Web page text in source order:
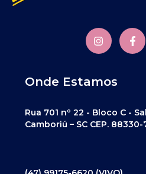
Onde Estamos
Rua 701 nº 22 - Bloco C -
Camboriú – SC CEP. 88330-